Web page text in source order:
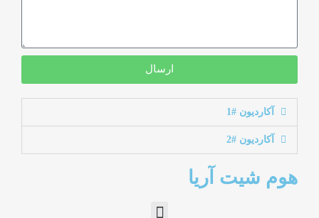
ارسال
آکاردیون #1
آکاردیون #2
هوم شیت آریا